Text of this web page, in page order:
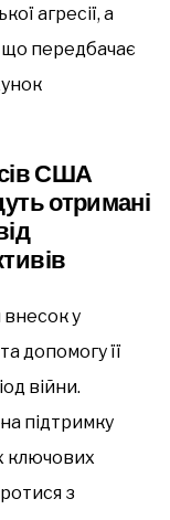
агресії, а
передбачає
США
отримані
у
допомогу її
війни.
підтримку
ключових
з